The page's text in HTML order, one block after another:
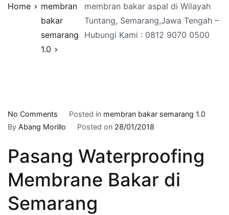
Home
membran
bakar
semarang
1.0
membran bakar aspal di Wilayah
Tuntang, Semarang,Jawa Tengah –
Hubungi Kami : 0812 9070 0500
No Comments
membran
aspal
di
Wilayah
Semarang,Jawa
Posted in membran bakar semarang 1.0
By Abang Morillo Posted on 28/01/2018
Pasang Waterproofing
Membrane Bakar di
Semarang